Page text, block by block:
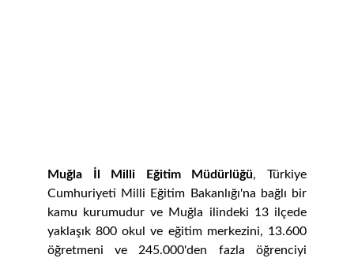
Muğla İl Milli Eğitim Müdürlüğü, Türkiye
Cumhuriyeti Milli Eğitim Bakanlığı'na bağlı bir
kamu kurumudur ve Muğla ilindeki 13 ilçede
yaklaşık 800 okul ve eğitim merkezini, 13.600
öğretmeni ve 245.000'den fazla öğrenciyi